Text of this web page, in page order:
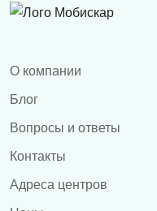
О компании
Блог
Вопросы и ответы
Контакты
Адреса центров